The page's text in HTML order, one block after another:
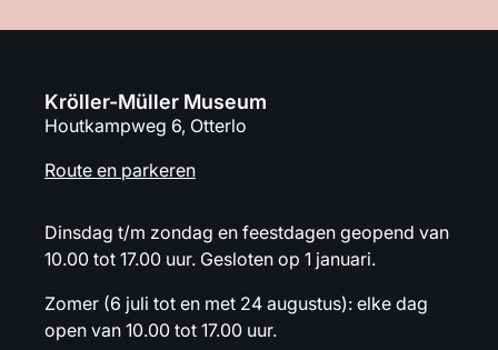
Kröller-Müller Museum
Houtkampweg 6, Otterlo
Route en parkeren
Dinsdag t/m zondag en feestdagen geopend van
10.00 tot 17.00 uur. Gesloten op 1 januari.
Zomer (6 juli tot en met 24 augustus): elke dag
open van 10.00 tot 17.00 uur.